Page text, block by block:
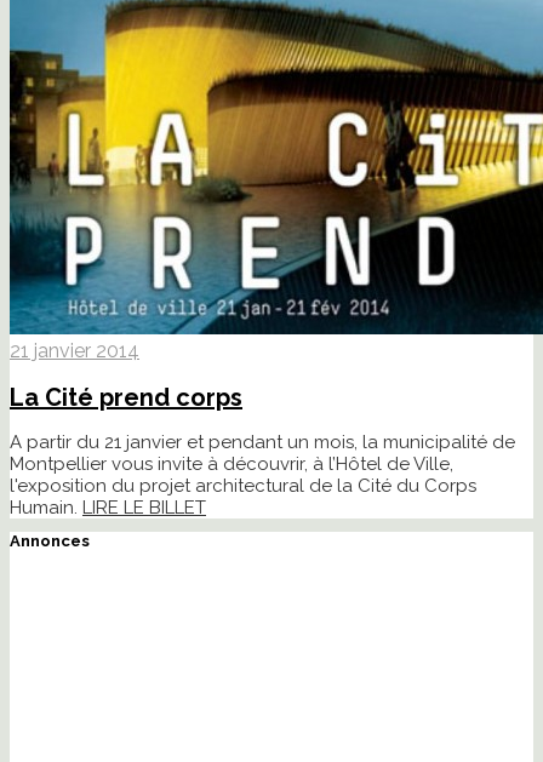
21 janvier 2014
La Cité prend corps
A partir du 21 janvier et pendant un mois, la municipalité de
Montpellier vous invite à découvrir, à l’Hôtel de Ville,
l'exposition du projet architectural de la Cité du Corps
Humain. LIRE LE BILLET
Annonces